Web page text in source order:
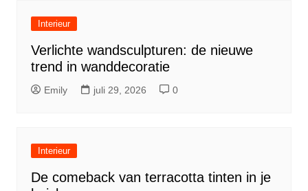
Interieur
Verlichte wandsculpturen: de nieuwe
trend in wanddecoratie
Emily juli 29, 2026 0
Interieur
De comeback van terracotta tinten in je